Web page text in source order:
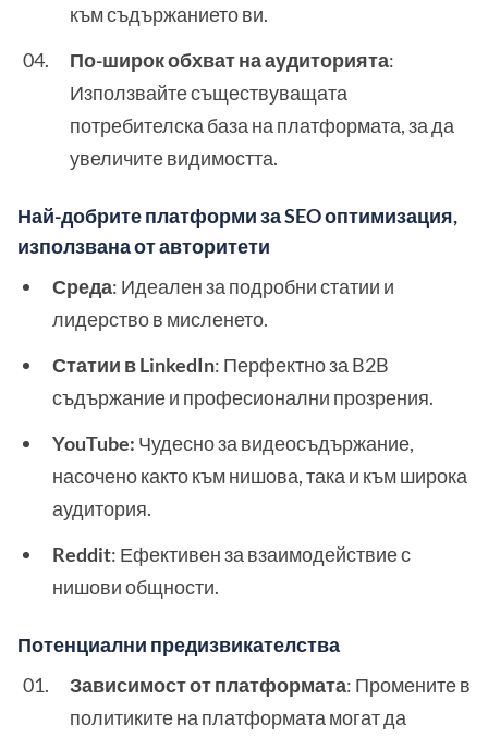
към съдържанието ви.
По-широк обхват на аудиторията:
Използвайте съществуващата
потребителска база на платформата, за да
увеличите видимостта.
Най-добрите платформи за SEO оптимизация,
използвана от авторитети
Среда: Идеален за подробни статии и
лидерство в мисленето.
Статии в LinkedIn: Перфектно за B2B
съдържание и професионални прозрения.
YouTube: Чудесно за видеосъдържание,
насочено както към нишова, така и към широка
аудитория.
Reddit: Ефективен за взаимодействие с
нишови общности.
Потенциални предизвикателства
Зависимост от платформата: Промените в
политиките на платформата могат да